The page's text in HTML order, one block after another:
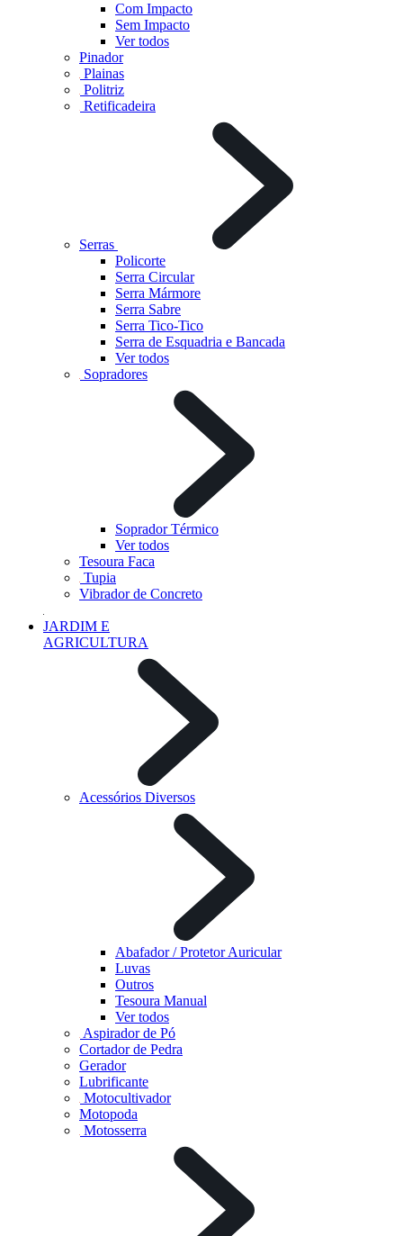
Com Impacto
Sem Impacto
Ver todos
Pinador
Plainas
Politriz
Retificadeira
Serras
Policorte
Serra Circular
Serra Mármore
Serra Sabre
Serra Tico-Tico
Serra de Esquadria e Bancada
Ver todos
Sopradores
Soprador Térmico
Ver todos
Tesoura Faca
Tupia
Vibrador de Concreto
JARDIM E
AGRICULTURA
Acessórios Diversos
Abafador / Protetor Auricular
Luvas
Outros
Tesoura Manual
Ver todos
Aspirador de Pó
Cortador de Pedra
Gerador
Lubrificante
Motocultivador
Motopoda
Motosserra